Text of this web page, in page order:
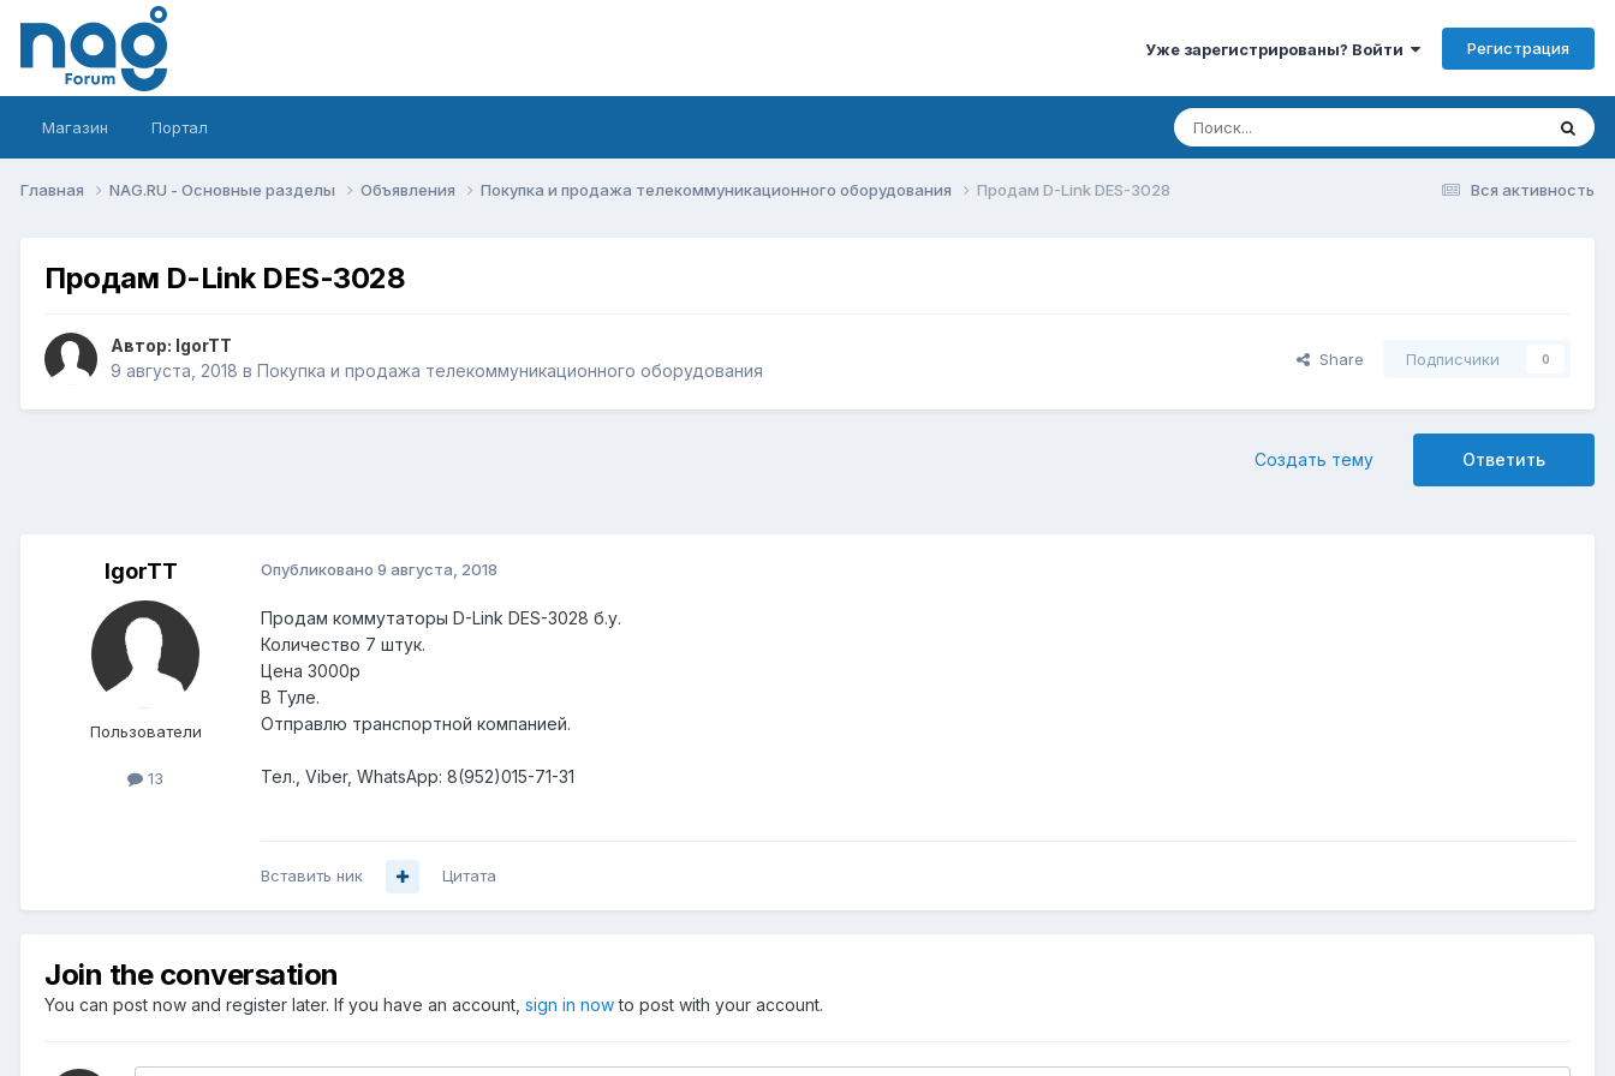
Уже зарегистрированы? Войти Регистрация
Магазин Портал
Вся активность
Главная NAG.RU - Основные разделы Объявления Покупка и продажа телекоммуникационного оборудования Продам D-Link DES-3028
Продам D-Link DES-3028
Автор: IgorTT
9 августа, 2018 в Покупка и продажа телекоммуникационного оборудования
Share Подписчики 0
Ответить
Создать тему
IgorTT
Пользователи
13
Опубликовано 9 августа, 2018
Продам коммутаторы D-Link DES-3028 б.у.
Количество 7 штук.
Цена 3000р
В Туле.
Отправлю транспортной компанией.
Тел., Viber, WhatsApp: 8(952)015-71-31
Вставить ник Цитата
Join the conversation
You can post now and register later. If you have an account, sign in nowto post with your account.